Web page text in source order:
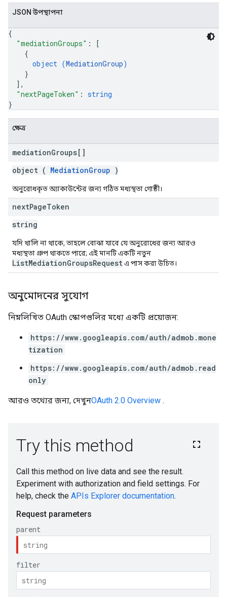
JSON উপস্থাপনা
{
"mediationGroups" :
[
{
object (MediationGroup)
}
] ,
"nextPageToken" : string
}
ক্ষেত্র
mediationGroups[]
object ( MediationGroup )
অনুরোধকৃত অ্যাকাউন্টের জন্য গঠিত মধ্যস্থতা গোষ্ঠী।
nextPageToken
string
যদি খালি না থাকে, তাহলে বোঝা যাবে যে অনুরোধের জন্য আরও
মধ্যস্থতা গ্রুপ থাকতে পারে; এই মানটি একটি নতুন
ListMediationGroupsRequestএ পাস করা উচিত।
অনুমোদনের সুযোগ
নিম্নলিখিত OAuth স্কোপগুলির মধ্যে একটি প্রয়োজন:
https://www.googleapis.com/auth/admob.mone
tization
https://www.googleapis.com/auth/admob.read
only
আরও তথ্যের জন্য, দেখুনOAuth 2.0 Overview .